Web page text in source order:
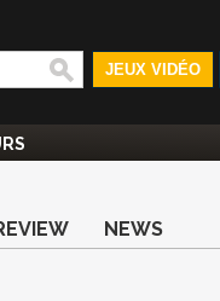
JEUX VIDÉO
NEWS